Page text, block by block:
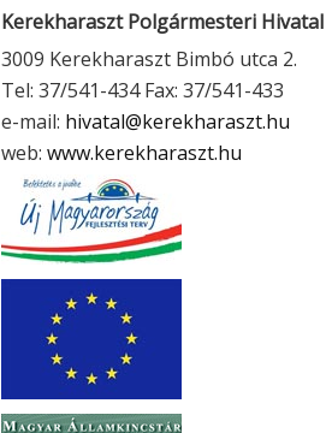
Kerekharaszt Polgármesteri Hivatal
3009 Kerekharaszt Bimbó utca 2.
Tel: 37/541-434 Fax: 37/541-433
e-mail: hivatal@kerekharaszt.hu
web: www.kerekharaszt.hu